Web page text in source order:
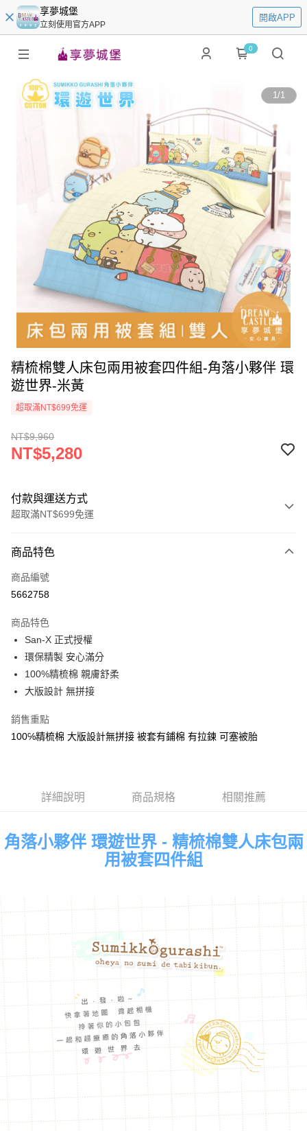
享夢城堡
立刻使用官方APP
開啟APP
0
1/1
精梳棉雙人床包兩用被套四件組-角落小夥伴 環
遊世界-米黃
超取滿NT$699免運
NT$9,960
NT$5,280
付款與運送方式
超取滿NT$699免運
信用卡一次付款
超商取貨付款
Apple Pay
街口支付
悠遊付
Google Pay
ATM付款
全家★依產品說明
7-11★依產品說明
每筆NT$60，滿NT$699(含以上)免運費
每筆NT$80，滿NT$699(含以上)免運費
商品特色
商品編號
5662758
商品特色
San-X 正式授權
環保精製 安心滿分
100%精梳棉 親膚舒柔
大版設計 無拼接
銷售重點
100℅精梳棉 大版設計無拼接 被套有鋪棉 有拉鍊 可塞被胎
詳細說明 商品規格 相關推薦
角落小夥伴 環遊世界 - 精梳棉雙人床包兩
用被套四件組